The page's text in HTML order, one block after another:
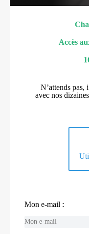
Accès
N’attends pas,
avec nos
Mon e-mail :